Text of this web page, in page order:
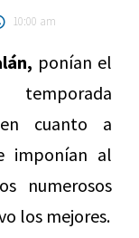
10:00 am
ponían el
en cuanto a
imponían al
numerosos
los mejores.